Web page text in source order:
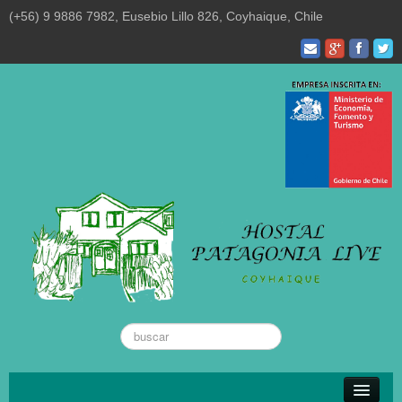
(+56) 9 9886 7982, Eusebio Lillo 826, Coyhaique, Chile